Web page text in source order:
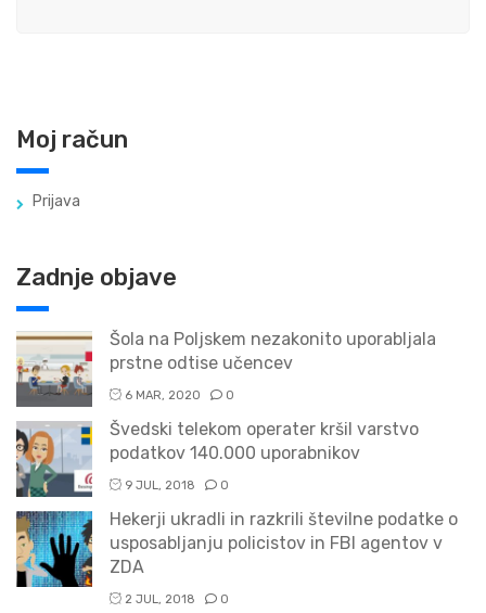
Moj račun
Prijava
Zadnje objave
Šola na Poljskem nezakonito uporabljala
prstne odtise učencev
6 MAR, 2020 0
Švedski telekom operater kršil varstvo
podatkov 140.000 uporabnikov
9 JUL, 2018 0
Hekerji ukradli in razkrili številne podatke o
usposabljanju policistov in FBI agentov v
ZDA
2 JUL, 2018 0